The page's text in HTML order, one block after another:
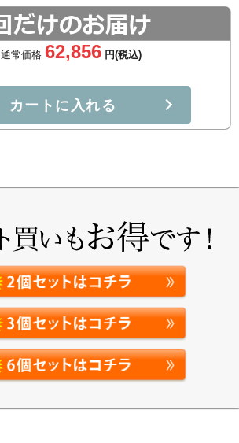
通常価格 62,856 円(税込)
カートに入れる